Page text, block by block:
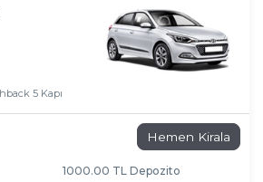
5 Kapı
Hemen Kirala
1000.00 TL Depozito